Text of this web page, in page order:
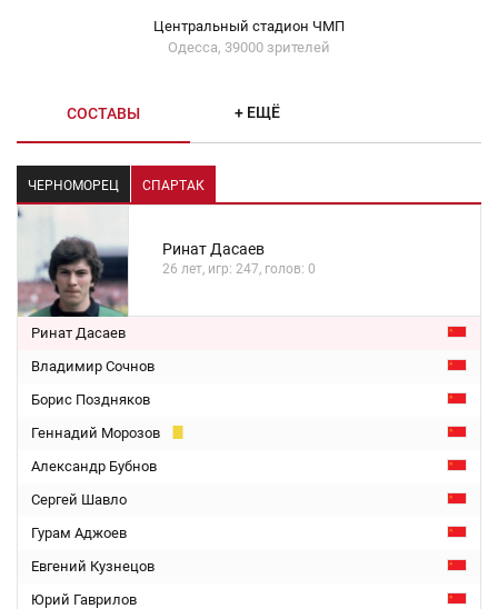
Центральный стадион ЧМП
Одесса, 39000 зрителей
СОСТАВЫ + ЕЩЁ
ЧЕРНОМОРЕЦ СПАРТАК
Ринат Дасаев
26 лет, игр: 247, голов: 0
Ринат Дасаев
Владимир Сочнов
Борис Поздняков
Геннадий Морозов
Александр Бубнов
Сергей Шавло
Гурам Аджоев
Евгений Кузнецов
Юрий Гаврилов